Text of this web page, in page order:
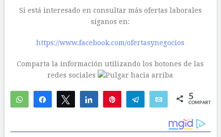
Si está interesado en consultar más ofertas laborales
síganos en:
https://www.facebook.com/ofertasynegocios
Comparta la información utilizando los botones de las
redes sociales
WhatsAppCompartirTwittear Compartir Telegram Email 5
COMPARTIR